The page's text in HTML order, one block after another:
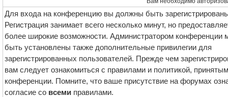
Для входа на конференцию вы должны быть
Регистрация занимает всего несколько минут, но
более широкие возможности. Администратором конференции
быть установлены также дополнительные привилегии для
зарегистрированных пользователей. Прежде чем
вам следует ознакомиться с правилами и политикой,
конференции. Помните, что ваше присутствие на форумах
согласие со всеми правилами.